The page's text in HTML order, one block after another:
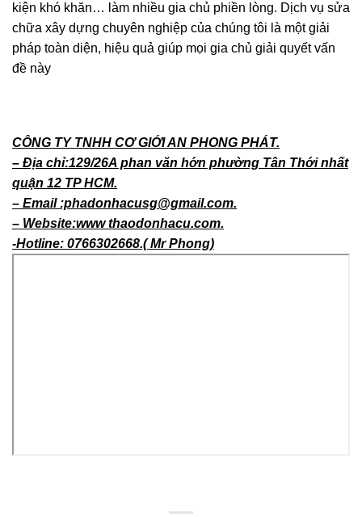
kiện khó khăn… làm nhiều gia chủ phiền lòng. Dịch vụ sửa
chữa xây dựng chuyên nghiệp của chúng tôi là một giải
pháp toàn diện, hiệu quả giúp mọi gia chủ giải quyết vấn
đề này
CÔNG TY TNHH CƠ GIỚI AN PHONG PHÁT.
– Địa chỉ:129/26A phan văn hớn phường Tân Thới nhất
quận 12 TP HCM.
– Email :phadonhacusg@gmail.com.
– Website:www thaodonhacu.com.
-Hotline: 0766302668.( Mr Phong)